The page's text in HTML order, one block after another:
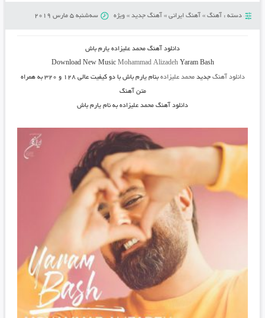
دسته : آهنگ» آهنگ ایرانی» آهنگ جدید» ویژه سه‌شنبه 5 مارس 2019
دانلود آهنگ محمد علیزاده یارم باش
Download New Music Mohammad AlizadehYaram Bash
دانلود آهنگ جدیدمحمد علیزاده بنام یارم باش
با دو کیفیت عالی ۱۲۸ و ۳۲۰ به همراه
متن آهنگ
دانلود آهنگ محمد علیزاده به نام یارم باش